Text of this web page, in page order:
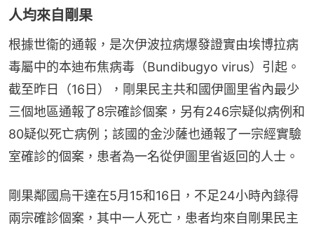
人均來自剛果
根據世衞的通報，是次伊波拉病爆發證實由埃博拉病
毒屬中的本迪布焦病毒（Bundibugyo virus）引起。
截至昨日（16日），剛果民主共和國伊圖里省內最少
三個地區通報了8宗確診個案，另有246宗疑似病例和
80疑似死亡病例；該國的金沙薩也通報了一宗經實驗
室確診的個案，患者為一名從伊圖里省返回的人士。
剛果鄰國烏干達在5月15和16日，不足24小時內錄得
兩宗確診個案，其中一人死亡，患者均來自剛果民主